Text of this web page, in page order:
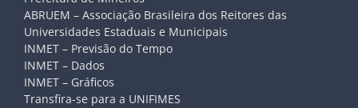
ABRUEM – Associação Brasileira dos Reitores das
Universidades Estaduais e Municipais
INMET – Previsão do Tempo
INMET – Dados
INMET – Gráficos
Transfira-se para a UNIFIMES